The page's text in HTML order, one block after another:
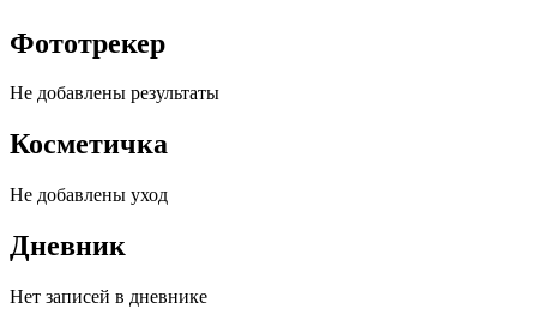
Фототрекер
Не добавлены результаты
Косметичка
Не добавлены уход
Дневник
Нет записей в дневнике